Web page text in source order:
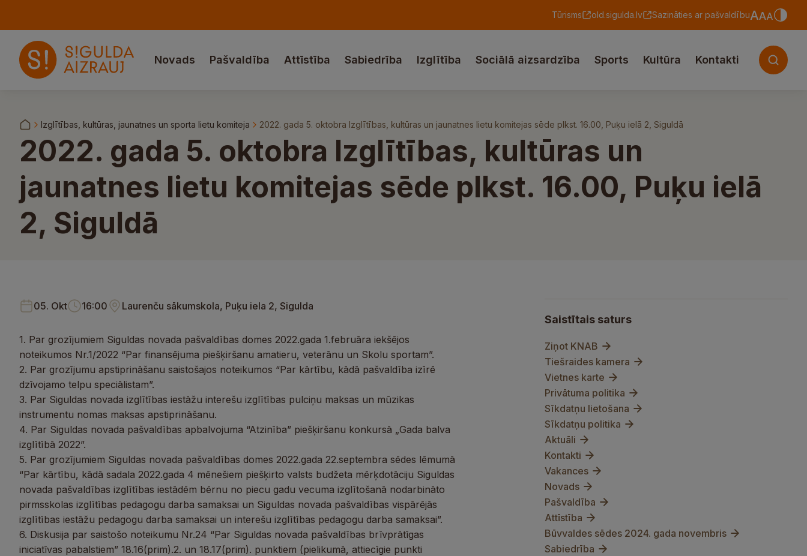
Tūrisms old.sigulda.lv Sazināties ar pašvaldību
Novads Pašvaldība Attīstība Sabiedrība Izglītība Sociālā aizsardzība Sports Kultūra Kontakti
Izglītības, kultūras, jaunatnes un sporta lietu komiteja 2022. gada 5. oktobra Izglītības, kultūras un jaunatnes lietu komitejas sēde plkst. 16.00, Puķu ielā 2, Siguldā
2022. gada 5. oktobra Izglītības, kultūras un
jaunatnes lietu komitejas sēde plkst. 16.00, Puķu ielā
2, Siguldā
05. Okt 16:00 Laurenču sākumskola, Puķu iela 2, Sigulda
1. Par grozījumiem Siguldas novada pašvaldības domes 2022.gada 1.februāra iekšējos
noteikumos Nr.1/2022 “Par finansējuma piešķiršanu amatieru, veterānu un Skolu sportam”.
2. Par grozījumu apstiprināšanu saistošajos noteikumos “Par kārtību, kādā pašvaldība izīrē
dzīvojamo telpu speciālistam”.
3. Par Siguldas novada izglītības iestāžu interešu izglītības pulciņu maksas un mūzikas
instrumentu nomas maksas apstiprināšanu.
4. Par Siguldas novada pašvaldības apbalvojuma “Atzinība” piešķiršanu konkursā „Gada balva
izglītībā 2022”.
5. Par grozījumiem Siguldas novada pašvaldības domes 2022.gada 22.septembra sēdes lēmumā
“Par kārtību, kādā sadala 2022.gada 4 mēnešiem piešķirto valsts budžeta mērķdotāciju Siguldas
novada pašvaldības izglītības iestādēm bērnu no piecu gadu vecuma izglītošanā nodarbināto
pirmsskolas izglītības pedagogu darba samaksai un Siguldas novada pašvaldības vispārējās
izglītības iestāžu pedagogu darba samaksai un interešu izglītības pedagogu darba samaksai”.
6. Diskusija par saistošo noteikumu Nr.24 “Par Siguldas novada pašvaldības brīvprātīgas
iniciatīvas pabalstiem” 18.16(prim).2. un 18.17(prim). punktiem (pielikumā, attiecīgie punkti
Saistītais saturs
Ziņot KNAB
Tiešraides kamera
Vietnes karte
Privātuma politika
Sīkdatņu lietošana
Sīkdatņu politika
Aktuāli
Kontakti
Vakances
Novads
Pašvaldība
Attīstība
Būvvaldes sēdes 2024. gada novembris
Sabiedrība